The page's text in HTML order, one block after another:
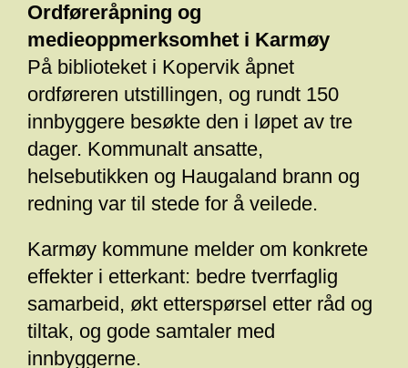
Ordføreråpning og
medieoppmerksomhet i Karmøy
På biblioteket i Kopervik åpnet
ordføreren utstillingen, og rundt 150
innbyggere besøkte den i løpet av tre
dager. Kommunalt ansatte,
helsebutikken og Haugaland brann og
redning var til stede for å veilede.
Karmøy kommune melder om konkrete
effekter i etterkant: bedre tverrfaglig
samarbeid, økt etterspørsel etter råd og
tiltak, og gode samtaler med
innbyggerne.